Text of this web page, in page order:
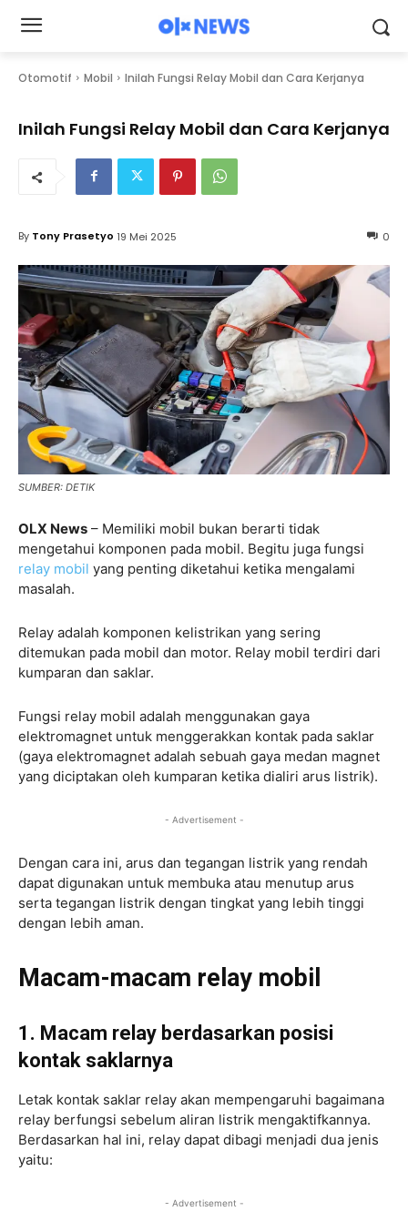
Otomotif Mobil Inilah Fungsi Relay Mobil dan Cara Kerjanya
Inilah Fungsi Relay Mobil dan Cara Kerjanya
0
By Tony Prasetyo 19 Mei 2025
SUMBER: DETIK
OLX News – Memiliki mobil bukan berarti tidak
mengetahui komponen pada mobil. Begitu juga fungsi
relay mobil yang penting diketahui ketika mengalami
masalah.
Relay adalah komponen kelistrikan yang sering
ditemukan pada mobil dan motor. Relay mobil terdiri dari
kumparan dan saklar.
Fungsi relay mobil adalah menggunakan gaya
elektromagnet untuk menggerakkan kontak pada saklar
(gaya elektromagnet adalah sebuah gaya medan magnet
yang diciptakan oleh kumparan ketika dialiri arus listrik).
- Advertisement -
Dengan cara ini, arus dan tegangan listrik yang rendah
dapat digunakan untuk membuka atau menutup arus
serta tegangan listrik dengan tingkat yang lebih tinggi
dengan lebih aman.
Macam-macam relay mobil
1. Macam relay berdasarkan posisi
kontak saklarnya
Letak kontak saklar relay akan mempengaruhi bagaimana
relay berfungsi sebelum aliran listrik mengaktifkannya.
Berdasarkan hal ini, relay dapat dibagi menjadi dua jenis
yaitu:
- Advertisement -